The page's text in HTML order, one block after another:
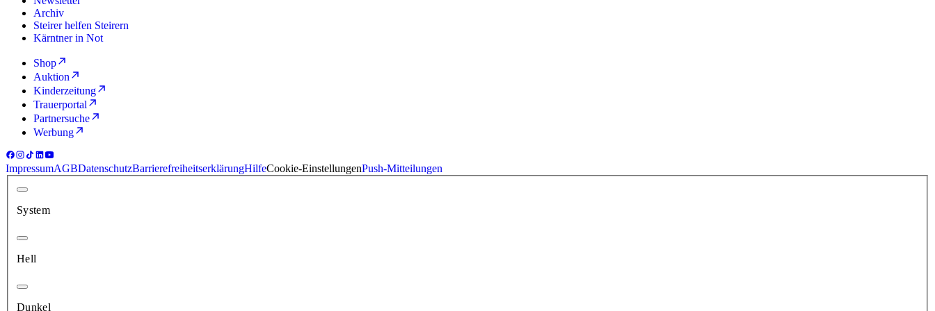
Archiv
Steirer helfen Steirern
Kärntner in Not
Shop
Auktion
Kinderzeitung
Trauerportal
Partnersuche
Werbung
ImpressumAGBDatenschutzBarrierefreiheitserklärungHilfeCookie-EinstellungenPush-Mitteilungen
System
Hell
Dunkel